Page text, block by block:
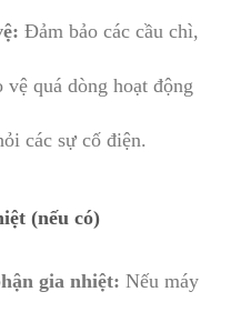
Đảm bảo các cầu chì,
quá dòng hoạt động
các sự cố điện.
(nếu có)
gia nhiệt: Nếu máy